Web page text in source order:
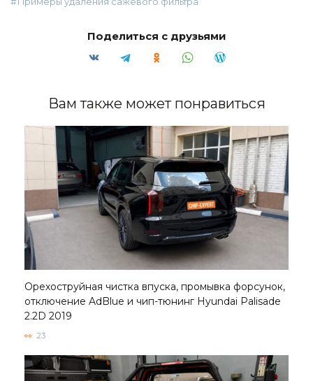
Поделиться с друзьями
Вам также может понравиться
Орехоструйная чистка впуска, промывка форсунок,
отключение AdBlue и чип-тюнинг Hyundai Palisade
2.2D 2019
23